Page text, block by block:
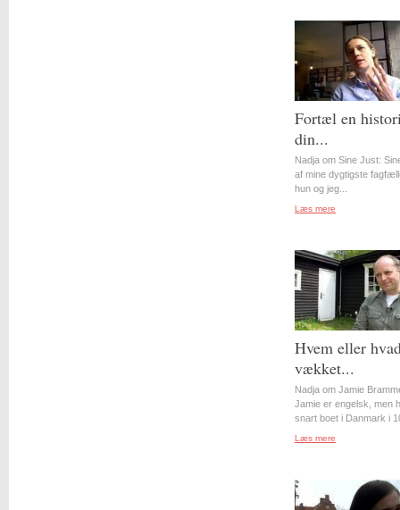
Fortæl en
din...
Nadja om Sine Just:
af mine dygtigste
hun og jeg...
Læs mere
Hvem eller
vækket...
Nadja om Jamie
Jamie er engelsk, men
snart boet i Danmark i
Læs mere